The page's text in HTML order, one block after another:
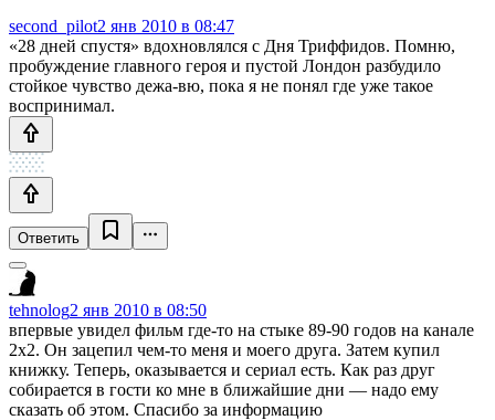
second_pilot2 янв 2010 в 08:47
«28 дней спустя» вдохновлялся с Дня Триффидов. Помню,
пробуждение главного героя и пустой Лондон разбудило
стойкое чувство дежа-вю, пока я не понял где уже такое
воспринимал.
Ответить
tehnolog2 янв 2010 в 08:50
впервые увидел фильм где-то на стыке 89-90 годов на канале
2х2. Он зацепил чем-то меня и моего друга. Затем купил
книжку. Теперь, оказывается и сериал есть. Как раз друг
собирается в гости ко мне в ближайшие дни — надо ему
сказать об этом. Спасибо за информацию